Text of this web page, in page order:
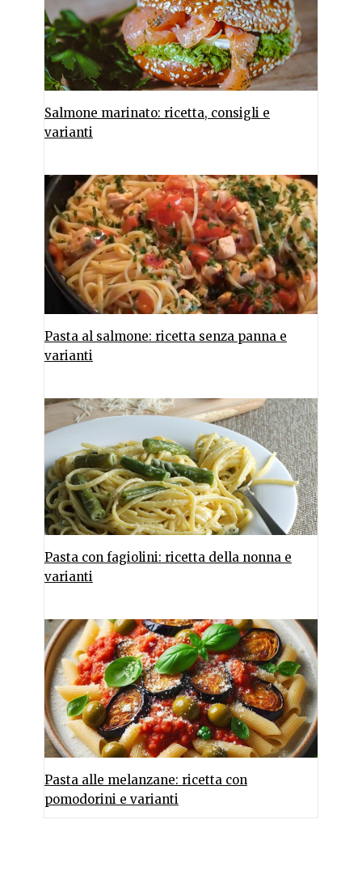
Salmone marinato: ricetta, consigli e
varianti
Pasta al salmone: ricetta senza panna e
varianti
Pasta con fagiolini: ricetta della nonna e
varianti
Pasta alle melanzane: ricetta con
pomodorini e varianti